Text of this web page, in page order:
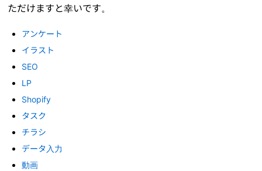
ただけますと幸いです。
アンケート
イラスト
SEO
LP
Shopify
タスク
チラシ
データ入力
動画